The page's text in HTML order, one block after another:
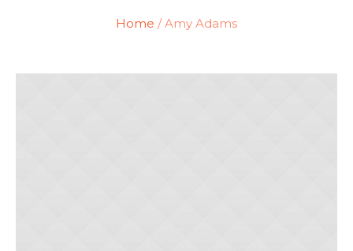
Home /Amy Adams